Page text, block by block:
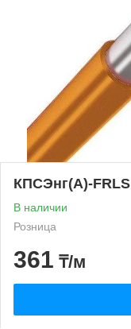
КПСЭнг(А)-
В наличии
Розница
361 ₸/м